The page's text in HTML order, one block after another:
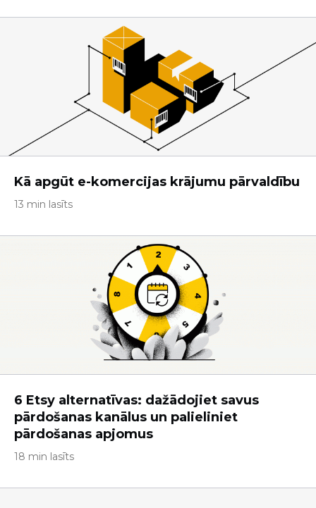
Kā apgūt e-komercijas krājumu pārvaldību
13 min lasīts
6 Etsy alternatīvas: dažādojiet savus
pārdošanas kanālus un palieliniet
pārdošanas apjomus
18 min lasīts